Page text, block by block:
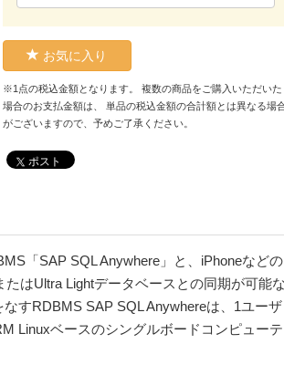
お気に入り
※1点の税込金額となります。 複数の商品をご購入いただいた
場合のお支払金額は、 単品の税込金額の合計額とは異なる場
がございますので、予めご了承ください。
ポスト
「SAP SQL Anywhere」と、iPhoneなどの
はUltra Lightデータベースとの同期が可能な
すRDBMS SAP SQL Anywhereは、1ユーザ
Linuxベースのシングルボードコンピューテ